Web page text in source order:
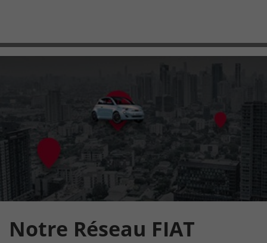
Notre Réseau FIAT